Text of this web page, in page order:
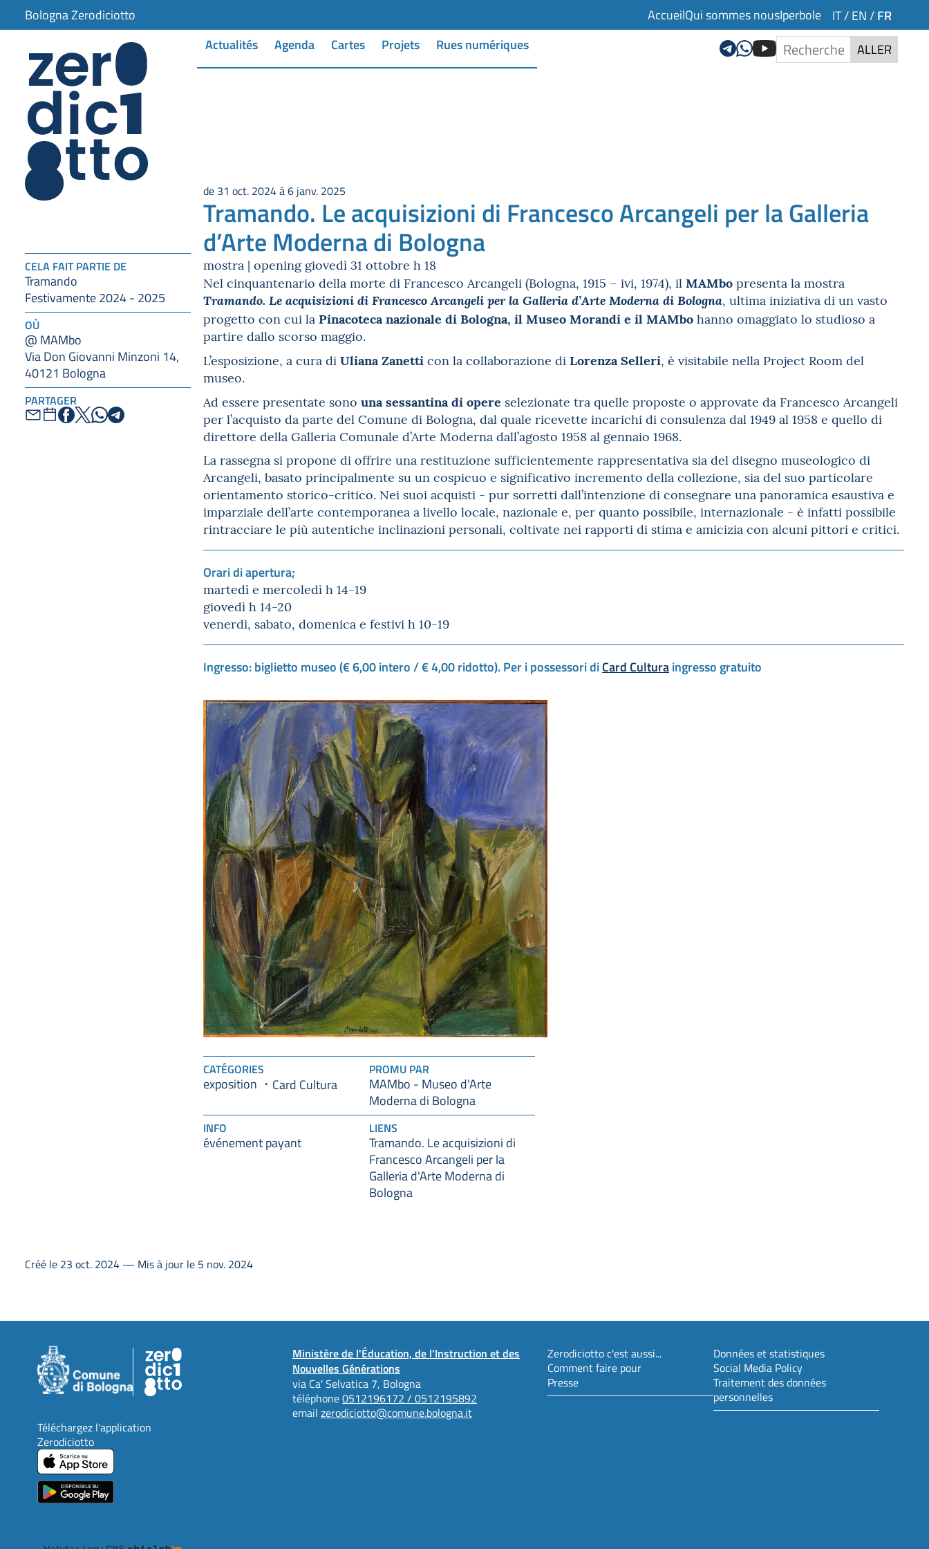
Bologna Zerodiciotto AccueilQui sommes nousIperbole IT/ EN / FR
Actualités
Agenda Cartes Projets Rues numériques ALLER
CELA FAIT PARTIE DE
Tramando
Festivamente 2024 - 2025
OÙ
@ MAMbo
Via Don Giovanni Minzoni 14,
40121 Bologna
PARTAGER
de 31 oct. 2024 à 6 janv. 2025
Tramando. Le acquisizioni di Francesco Arcangeli per la Galleria
d’Arte Moderna di Bologna
mostra | opening giovedì 31 ottobre h 18
Nel cinquantenario della morte di Francesco Arcangeli (Bologna, 1915 – ivi, 1974), il MAMbo presenta la mostra
Tramando. Le acquisizioni di Francesco Arcangeli per la Galleria d’Arte Moderna di Bologna, ultima iniziativa di un vasto
progetto con cui la Pinacoteca nazionale di Bologna, il Museo Morandi e il MAMbo hanno omaggiato lo studioso a
partire dallo scorso maggio.
L’esposizione, a cura di Uliana Zanetti con la collaborazione di Lorenza Selleri, è visitabile nella Project Room del
museo.
Ad essere presentate sono una sessantina di opere selezionate tra quelle proposte o approvate da Francesco Arcangeli
per l’acquisto da parte del Comune di Bologna, dal quale ricevette incarichi di consulenza dal 1949 al 1958 e quello di
direttore della Galleria Comunale d’Arte Moderna dall’agosto 1958 al gennaio 1968.
La rassegna si propone di offrire una restituzione sufficientemente rappresentativa sia del disegno museologico di
Arcangeli, basato principalmente su un cospicuo e significativo incremento della collezione, sia del suo particolare
orientamento storico-critico. Nei suoi acquisti - pur sorretti dall’intenzione di consegnare una panoramica esaustiva e
imparziale dell’arte contemporanea a livello locale, nazionale e, per quanto possibile, internazionale - è infatti possibile
rintracciare le più autentiche inclinazioni personali, coltivate nei rapporti di stima e amicizia con alcuni pittori e critici.
Orari di apertura;
martedì e mercoledì h 14-19
giovedì h 14-20
venerdì, sabato, domenica e festivi h 10-19
Ingresso: biglietto museo (€ 6,00 intero / € 4,00 ridotto). Per i possessori di Card Cultura ingresso gratuito
CATÉGORIES
exposition Card Cultura
PROMU PAR
MAMbo - Museo d'Arte
Moderna di Bologna
INFO
événement payant
LIENS
Tramando. Le acquisizioni di
Francesco Arcangeli per la
Galleria d'Arte Moderna di
Bologna
Créé le 23 oct. 2024 — Mis à jour le 5 nov. 2024
Ministère de l'Éducation, de l'Instruction et des
Nouvelles Générations
via Ca' Selvatica 7, Bologna
téléphone0512196172 / 0512195892
email zerodiciotto@comune.bologna.it
Zerodiciotto c'est aussi...
Comment faire pour
Presse
Données et statistiques
Social Media Policy
Traitement des données
personnelles
Téléchargez l'application
Zerodiciotto